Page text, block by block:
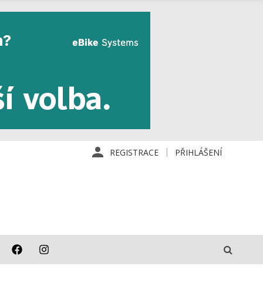
REGISTRACE PŘIHLÁŠENÍ